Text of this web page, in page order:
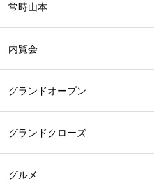
常時山本
内覧会
グランドオープン
グランドクローズ
グルメ